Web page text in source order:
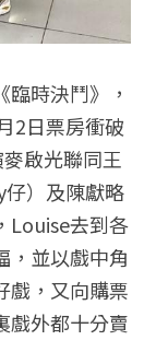
時決鬥》，
2日票房衝破
啟光聯同王
）及陳獻略
Louise去到各
，並以戲中角
戲，又向購票
戲外都十分賣